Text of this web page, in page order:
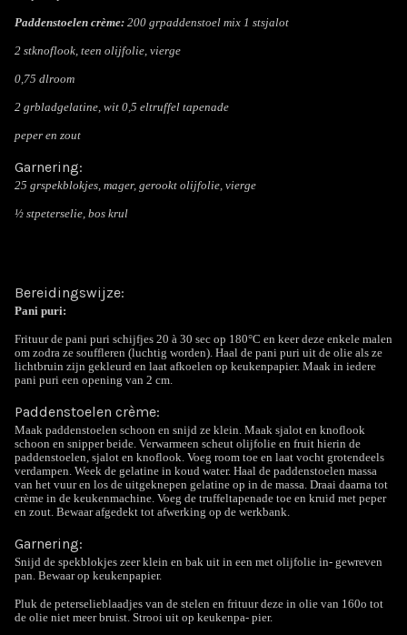
Paddenstoelen crème: 200 grpaddenstoel mix 1 stsjalot
2 stknoflook, teen olijfolie, vierge
0,75 dlroom
2 grbladgelatine, wit 0,5 eltruffel tapenade
peper en zout
Garnering:
25 grspekblokjes, mager, gerookt olijfolie, vierge
½ stpeterselie, bos krul
Bereidingswijze:
Pani puri:
Frituur de pani puri schijfjes 20 à 30 sec op 180°C en keer deze enkele malen
om zodra ze souffleren (luchtig worden). Haal de pani puri uit de olie als ze
lichtbruin zijn gekleurd en laat afkoelen op keukenpapier. Maak in iedere
pani puri een opening van 2 cm.
Paddenstoelen crème:
Maak paddenstoelen schoon en snijd ze klein. Maak sjalot en knoflook
schoon en snipper beide. Verwarmeen scheut olijfolie en fruit hierin de
paddenstoelen, sjalot en knoflook. Voeg room toe en laat vocht grotendeels
verdampen. Week de gelatine in koud water. Haal de paddenstoelen massa
van het vuur en los de uitgeknepen gelatine op in de massa. Draai daarna tot
crème in de keukenmachine. Voeg de truffeltapenade toe en kruid met peper
en zout. Bewaar afgedekt tot afwerking op de werkbank.
Garnering:
Snijd de spekblokjes zeer klein en bak uit in een met olijfolie in- gewreven
pan. Bewaar op keukenpapier.
Pluk de peterselieblaadjes van de stelen en frituur deze in olie van 160o tot
de olie niet meer bruist. Strooi uit op keukenpa- pier.